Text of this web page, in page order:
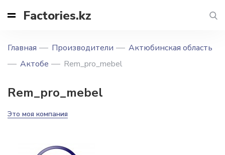
Factories.kz
Главная Производители
Актюбинская область
Актобе
Rem_pro_mebel
Rem_pro_mebel
Это моя компания